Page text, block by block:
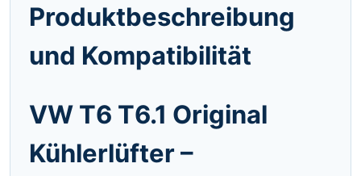
Produktbeschreibung
und Kompatibilität
VW T6 T6.1 Original
Kühlerlüfter –